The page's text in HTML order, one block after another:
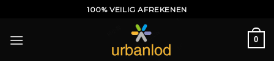
inhoud
100% VEILIG AFREKENEN
0